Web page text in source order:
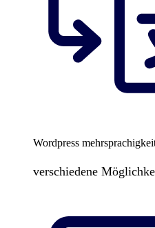
Wordpress
verschiedene